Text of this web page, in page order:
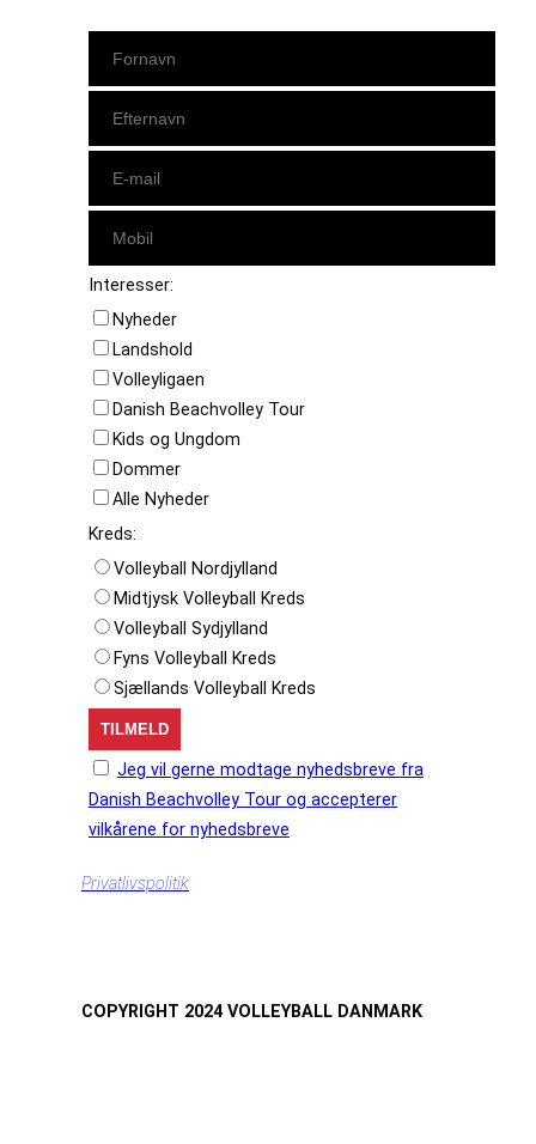
Interesser:
Nyheder
Landshold
Volleyligaen
Danish Beachvolley Tour
Kids og Ungdom
Dommer
Alle Nyheder
Kreds:
Volleyball Nordjylland
Midtjysk Volleyball Kreds
Volleyball Sydjylland
Fyns Volleyball Kreds
Sjællands Volleyball Kreds
Jeg vil gerne modtage nyhedsbreve fra
Danish Beachvolley Tour og accepterer
vilkårene for nyhedsbreve
Privatlivspolitik
COPYRIGHT 2024 VOLLEYBALL DANMARK